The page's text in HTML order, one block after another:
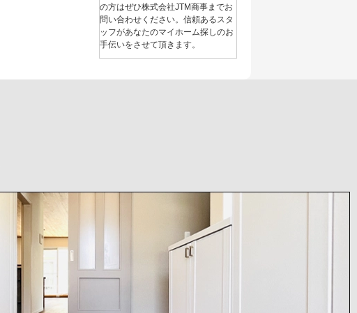
の方はぜひ株式会社JTM商事までお
問い合わせください。信頼あるスタ
ッフがあなたのマイホーム探しのお
手伝いをさせて頂きます。